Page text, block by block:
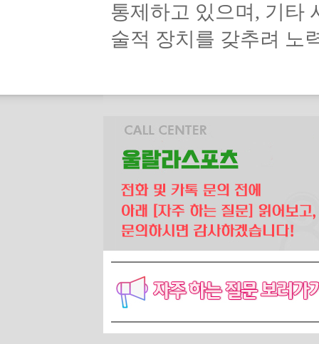
통제하고 있으며, 기타
술적 장치를 갖추려 노